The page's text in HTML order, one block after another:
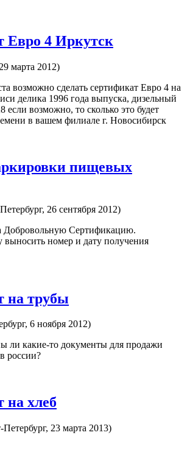
Евро 4 Иркутск
марта 2012)
возможно сделать сертификат Евро 4 на
делика 1996 года выпуска, дизельный
если возможно, то сколько это будет
в вашем филиале г. Новосибирск
пищевых
26 сентября 2012)
Сертификацию.
номер и дату получения
на трубы
6 ноября 2012)
ли какие-то документы для продажи
россии?
на хлеб
23 марта 2013)